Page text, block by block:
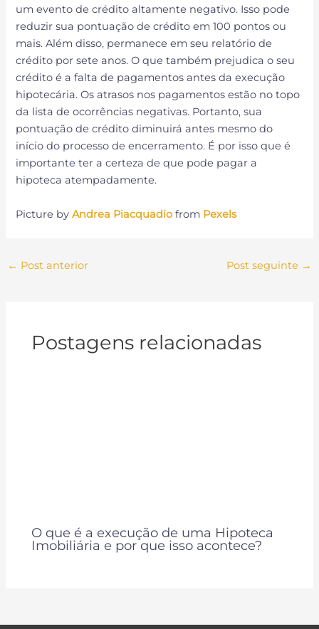
um evento de crédito altamente negativo. Isso pode
reduzir sua pontuação de crédito em 100 pontos ou
mais. Além disso, permanece em seu relatório de
crédito por sete anos. O que também prejudica o seu
crédito é a falta de pagamentos antes da execução
hipotecária. Os atrasos nos pagamentos estão no topo
da lista de ocorrências negativas. Portanto, sua
pontuação de crédito diminuirá antes mesmo do
início do processo de encerramento. É por isso que é
importante ter a certeza de que pode pagar a
hipoteca atempadamente.
Picture byAndrea Piacquadio from Pexels
← Post anterior Post seguinte →
Postagens relacionadas
O que é a execução de uma Hipoteca
Imobiliária e por que isso acontece?